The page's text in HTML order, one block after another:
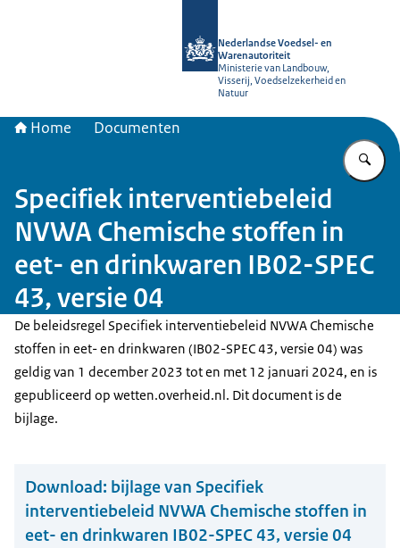
Nederlandse Voedsel- en
Warenautoriteit
Ministerie van Landbouw,
Visserij, Voedselzekerheid en
Natuur
Home Documenten
Specifiek interventiebeleid
NVWA Chemische stoffen in
eet- en drinkwaren IB02-SPEC
43, versie 04
De beleidsregel Specifiek interventiebeleid NVWA Chemische
stoffen in eet- en drinkwaren (IB02-SPEC 43, versie 04) was
geldig van 1 december 2023 tot en met 12 januari 2024, en is
gepubliceerd op wetten.overheid.nl. Dit document is de
bijlage.
Download: bijlage van Specifiek
interventiebeleid NVWA Chemische stoffen in
eet- en drinkwaren IB02-SPEC 43, versie 04